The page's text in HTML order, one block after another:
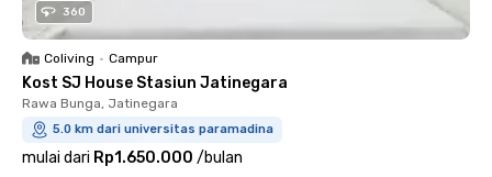
360
Coliving • Campur
Kost SJ House Stasiun Jatinegara
Rawa Bunga, Jatinegara
5.0 km dari universitas paramadina
mulai dari Rp1.650.000 /bulan